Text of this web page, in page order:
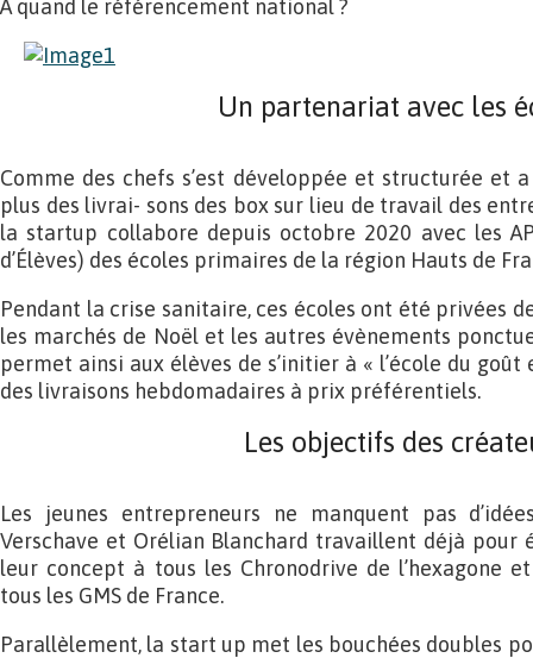
A quand le référencement national ?
Un partenariat avec les
Comme des chefs s’est développée et structurée et
plus des livrai- sons des box sur lieu de travail des
la startup collabore depuis octobre 2020 avec les
d’Élèves) des écoles primaires de la région Hauts de
Pendant la crise sanitaire, ces écoles ont été privées
les marchés de Noël et les autres évènements
permet ainsi aux élèves de s’initier à « l’école du
des livraisons hebdomadaires à prix préférentiels.
Les objectifs des
Les jeunes entrepreneurs ne manquent pas
Verschave et Orélian Blanchard travaillent déjà pour
leur concept à tous les Chronodrive de l’hexagone
tous les GMS de France.
Parallèlement, la start up met les bouchées doubles